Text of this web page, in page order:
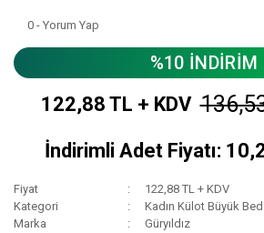
0 - Yorum Yap
%10 İNDİRİM
122,88 TL + KDV
İndirimli Adet Fiyatı:
Fiyat
122,88 TL + KDV
Kategori
Kadın Külot Büyük
Marka
Güryıldız